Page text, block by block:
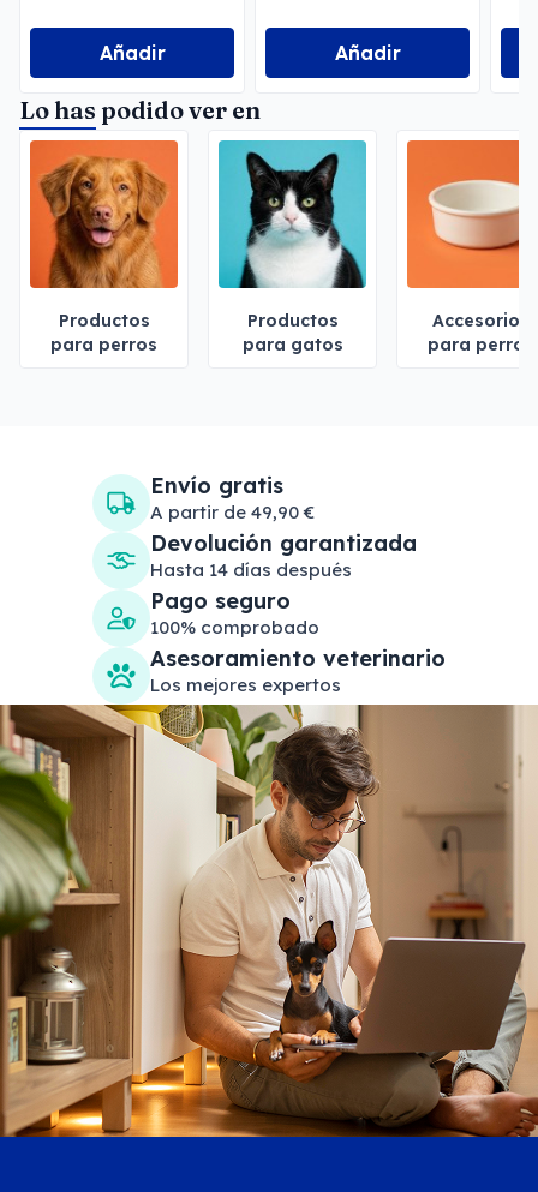
Añadir Añadir
Lo has podido ver en
Productos
para perros
Productos
para gatos
Accesorios
para perros
Envío gratis
A partir de 49,90 €
Devolución garantizada
Hasta 14 días después
Pago seguro
100% comprobado
Asesoramiento veterinario
Los mejores expertos
Search products